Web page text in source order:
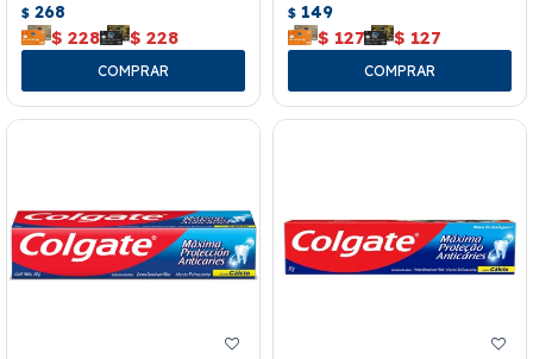
$ 268
$ 228 $ 228
$ 149
$ 127 $ 127